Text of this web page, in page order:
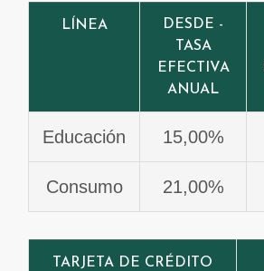
LÍNEA
DESDE -
TASA
EFECTIVA
ANUAL
Educación 15,00%
Consumo 21,00%
TARJETA DE CRÉDITO